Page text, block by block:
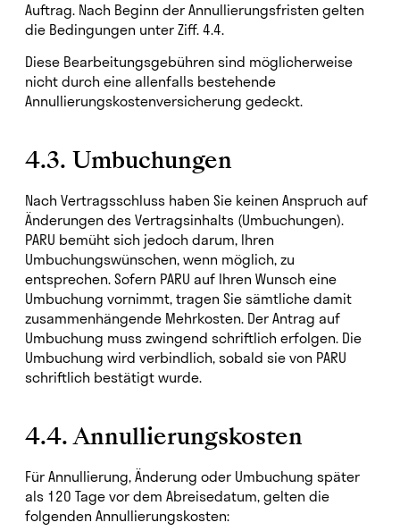
Auftrag. Nach Beginn der Annullierungsfristen gelten
die Bedingungen unter Ziff. 4.4.
Diese Bearbeitungsgebühren sind möglicherweise
nicht durch eine allenfalls bestehende
Annullierungskostenversicherung gedeckt.
4.3. Umbuchungen
Nach Vertragsschluss haben Sie keinen Anspruch auf
Änderungen des Vertragsinhalts (Umbuchungen).
PARU bemüht sich jedoch darum, Ihren
Umbuchungswünschen, wenn möglich, zu
entsprechen. Sofern PARU auf Ihren Wunsch eine
Umbuchung vornimmt, tragen Sie sämtliche damit
zusammenhängende Mehrkosten. Der Antrag auf
Umbuchung muss zwingend schriftlich erfolgen. Die
Umbuchung wird verbindlich, sobald sie von PARU
schriftlich bestätigt wurde.
4.4. Annullierungskosten
Für Annullierung, Änderung oder Umbuchung später
als 120 Tage vor dem Abreisedatum, gelten die
folgenden Annullierungskosten: